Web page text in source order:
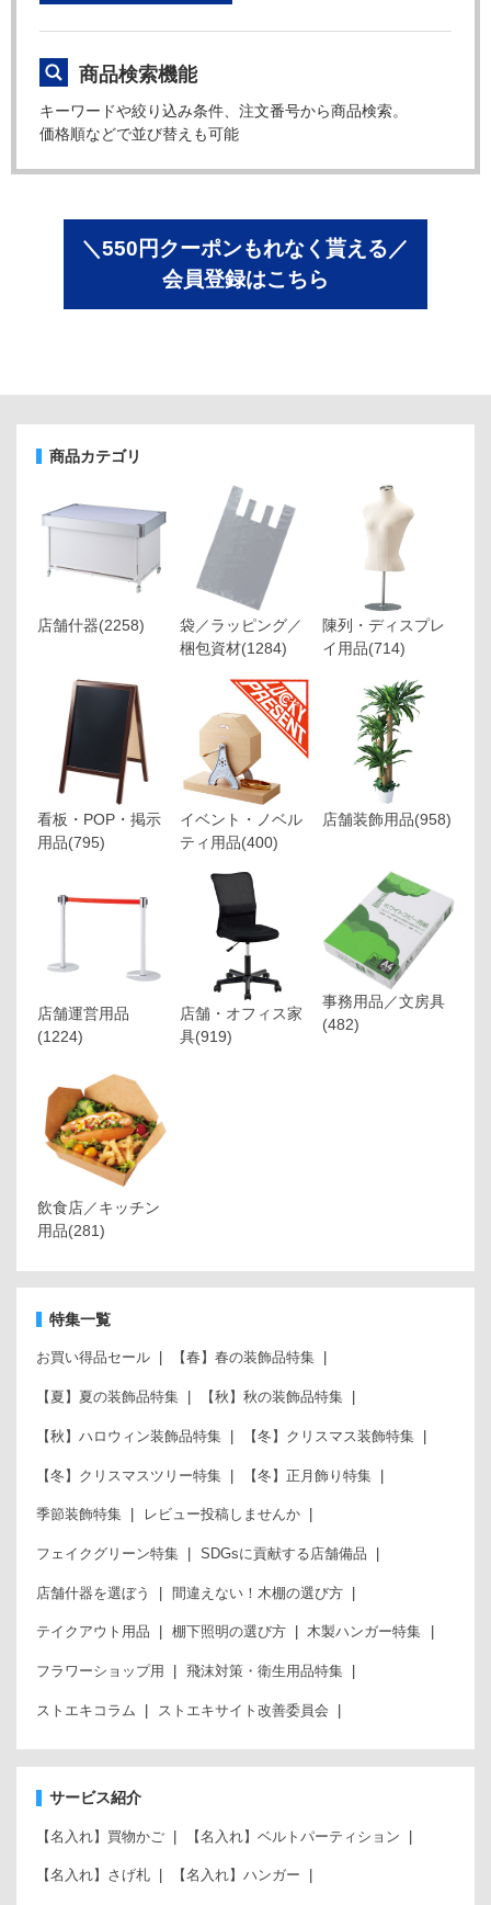
商品検索機能
キーワードや絞り込み条件、注文番号から商品検索。
価格順などで並び替えも可能
＼550円クーポンもれなく貰える／
会員登録はこちら
商品カテゴリ
店舗什器(2258)
袋／ラッピング／
梱包資材(1284)
陳列・ディスプレ
イ用品(714)
看板・POP・掲示
用品(795)
イベント・ノベル
ティ用品(400)
店舗装飾用品(958)
店舗運営用品
(1224)
店舗・オフィス家
具(919)
事務用品／文房具
(482)
飲食店／キッチン
用品(281)
特集一覧
お買い得品セール 【春】春の装飾品特集
【夏】夏の装飾品特集 【秋】秋の装飾品特集
【秋】ハロウィン装飾品特集 【冬】クリスマス装飾特集
【冬】クリスマスツリー特集 【冬】正月飾り特集
季節装飾特集 レビュー投稿しませんか
フェイクグリーン特集 SDGsに貢献する店舗備品
店舗什器を選ぼう 間違えない！木棚の選び方
テイクアウト用品 棚下照明の選び方 木製ハンガー特集
フラワーショップ用 飛沫対策・衛生用品特集
ストエキコラム ストエキサイト改善委員会
サービス紹介
【名入れ】買物かご 【名入れ】ベルトパーティション
【名入れ】さげ札 【名入れ】ハンガー